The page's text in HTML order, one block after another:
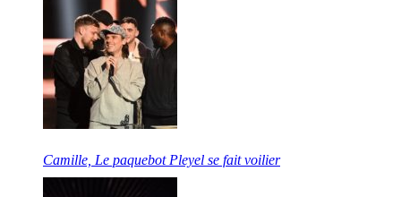
Camille, Le paquebot Pleyel se fait voilier